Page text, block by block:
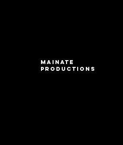
Mainate
Productions